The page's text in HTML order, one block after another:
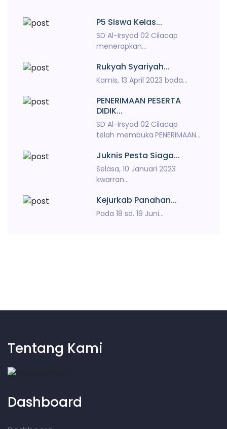
P5 Siswa Kelas...
SD Al-Irsyad 02 Cilacap
menerapkan...
Rukyah Syariyah...
Kamis, 13 April 2023 bada...
PENERIMAAN PESERTA
DIDIK...
SD Al-Irsyad 02 Cilacap
telah membuka PENERIMAAN...
Juknis Pesta Siaga...
Selasa, 10 Januari 2023
kwarran...
Kejurkab Panahan...
Pada 18 sd. 19 Juni...
Tentang Kami
Dashboard